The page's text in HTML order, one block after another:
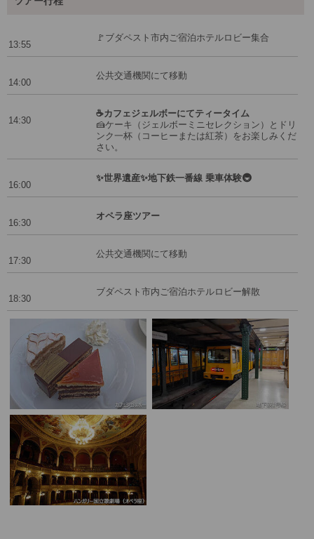
13:55
🚩ブダペスト市内ご宿泊ホテルロビー集合
14:00
公共交通機関にて移動
14:30
☕カフェジェルボーにてティータイム
🍰ケーキ（ジェルボーミニセレクション）とドリ
ンク一杯（コーヒーまたは紅茶）をお楽しみくだ
さい。
16:00
✨世界遺産✨地下鉄一番線 乗車体験🚇
16:30
オペラ座ツアー
17:30
公共交通機関にて移動
18:30
ブダペスト市内ご宿泊ホテルロビー解散